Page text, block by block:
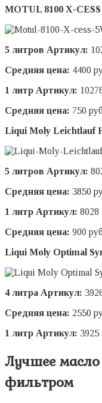
MOTUL 8100 X-CESS
5 литров Артикул:
Средняя цена: 4400
1 литр Артикул:
Средняя цена: 750
Liqui Moly Leichtlauf
5 литров Артикул:
Средняя цена: 3850
1 литр Артикул: 8028
Средняя цена: 900
Liqui Moly Optimal
4 литра Артикул:
Средняя цена: 2550
1 литр Артикул: 3925
Лучшее
фильтром